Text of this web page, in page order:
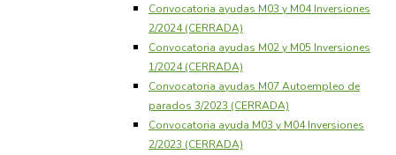
Convocatoria ayudas M03 y M04 Inversiones
2/2024 (CERRADA)
Convocatoria ayudas M02 y M05 Inversiones
1/2024 (CERRADA)
Convocatoria ayudas M07 Autoempleo de
parados 3/2023 (CERRADA)
Convocatoria ayuda M03 y M04 Inversiones
2/2023 (CERRADA)